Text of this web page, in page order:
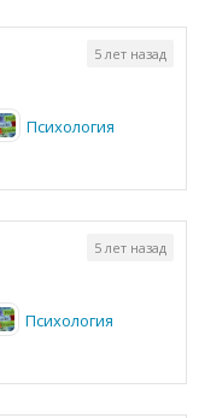
Психология
5 лет назад
Психология
5 лет назад